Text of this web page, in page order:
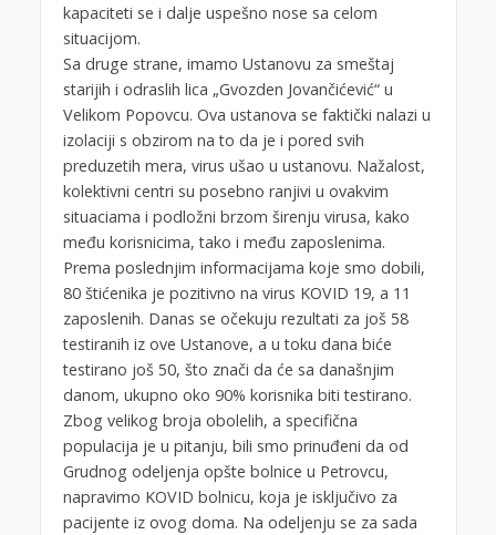
kapaciteti se i dalje uspešno nose sa celom
situacijom.
Sa druge strane, imamo Ustanovu za smeštaj
starijih i odraslih lica „Gvozden Jovančićević“ u
Velikom Popovcu. Ova ustanova se faktički nalazi u
izolaciji s obzirom na to da je i pored svih
preduzetih mera, virus ušao u ustanovu. Nažalost,
kolektivni centri su posebno ranjivi u ovakvim
situaciama i podložni brzom širenju virusa, kako
među korisnicima, tako i među zaposlenima.
Prema poslednjim informacijama koje smo dobili,
80 štićenika je pozitivno na virus KOVID 19, a 11
zaposlenih. Danas se očekuju rezultati za još 58
testiranih iz ove Ustanove, a u toku dana biće
testirano još 50, što znači da će sa današnjim
danom, ukupno oko 90% korisnika biti testirano.
Zbog velikog broja obolelih, a specifična
populacija je u pitanju, bili smo prinuđeni da od
Grudnog odeljenja opšte bolnice u Petrovcu,
napravimo KOVID bolnicu, koja je isključivo za
pacijente iz ovog doma. Na odeljenju se za sada